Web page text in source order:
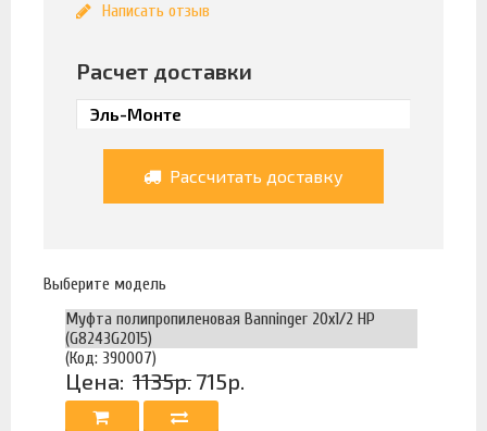
Написать отзыв
Расчет доставки
Рассчитать доставку
Выберите модель
Муфта полипропиленовая Banninger 20х1/2 НР
(G8243G2015)
(Код: 390007)
Цена: 1135р. 715р.